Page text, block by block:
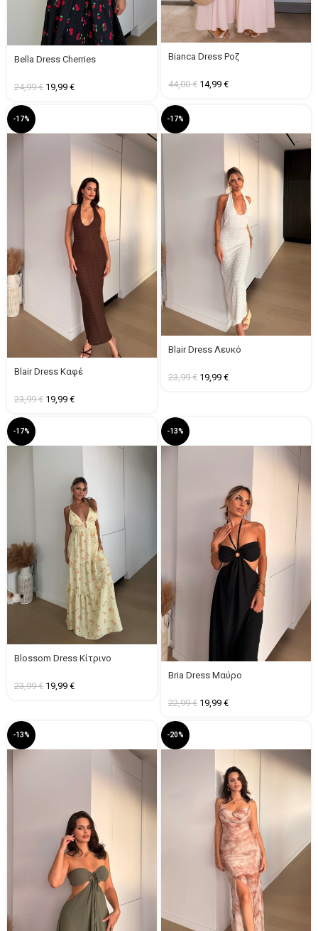
Bella Dress Cherries
24,99€ 19,99 €
Bianca Dress Ροζ
44,00€ 14,99 €
-17%
Blair Dress Καφέ
23,99€ 19,99 €
-17%
Blair Dress Λευκό
23,99€ 19,99 €
-17%
Blossom Dress Κίτρινο
23,99€ 19,99 €
-13%
Bria Dress Μαύρο
22,99€ 19,99 €
-13% -20%